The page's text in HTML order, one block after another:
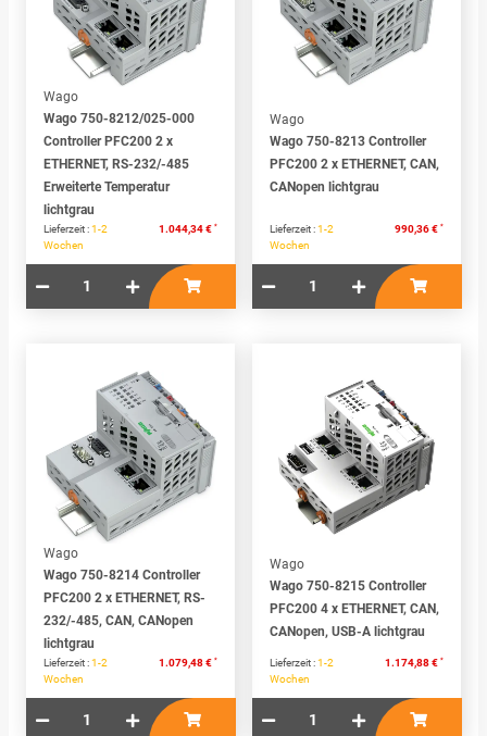
Wago
Wago 750-8212/025-000
Controller PFC200 2 x
ETHERNET, RS-232/-485
Erweiterte Temperatur
lichtgrau
Lieferzeit :1-2
Wochen
1.044,34 € *
Wago
Wago 750-8213 Controller
PFC200 2 x ETHERNET, CAN,
CANopen lichtgrau
Lieferzeit :1-2
Wochen
990,36 € *
Wago
Wago 750-8214 Controller
PFC200 2 x ETHERNET, RS-
232/-485, CAN, CANopen
lichtgrau
Lieferzeit :1-2
Wochen
1.079,48 € *
Wago
Wago 750-8215 Controller
PFC200 4 x ETHERNET, CAN,
CANopen, USB-A lichtgrau
Lieferzeit :1-2
Wochen
1.174,88 € *